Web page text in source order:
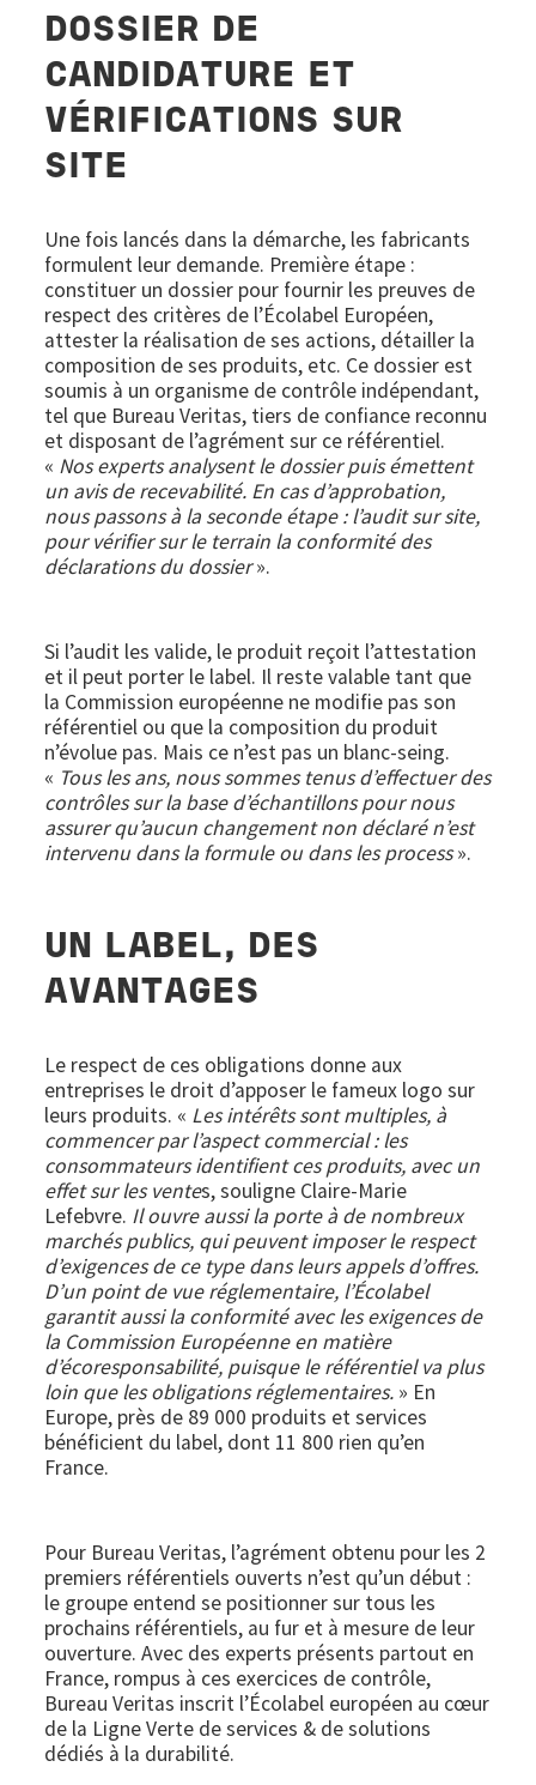
DOSSIER DE
CANDIDATURE ET
VÉRIFICATIONS SUR
SITE
Une fois lancés dans la démarche, les fabricants
formulent leur demande. Première étape :
constituer un dossier pour fournir les preuves de
respect des critères de l’Écolabel Européen,
attester la réalisation de ses actions, détailler la
composition de ses produits, etc. Ce dossier est
soumis à un organisme de contrôle indépendant,
tel que Bureau Veritas, tiers de confiance reconnu
et disposant de l’agrément sur ce référentiel.
« Nos experts analysent le dossier puis émettent
un avis de recevabilité. En cas d’approbation,
nous passons à la seconde étape : l’audit sur site,
pour vérifier sur le terrain la conformité des
déclarations du dossier».
Si l’audit les valide, le produit reçoit l’attestation
et il peut porter le label. Il reste valable tant que
la Commission européenne ne modifie pas son
référentiel ou que la composition du produit
n’évolue pas. Mais ce n’est pas un blanc-seing.
« Tous les ans, nous sommes tenus d’effectuer des
contrôles sur la base d’échantillons pour nous
assurer qu’aucun changement non déclaré n’est
intervenu dans la formule ou dans les process».
UN LABEL, DES
AVANTAGES
Le respect de ces obligations donne aux
entreprises le droit d’apposer le fameux logo sur
leurs produits. « Les intérêts sont multiples, à
commencer par l’aspect commercial : les
consommateurs identifient ces produits, avec un
effet sur les ventes, souligne Claire-Marie
Lefebvre. Il ouvre aussi la porte à de nombreux
marchés publics, qui peuvent imposer le respect
d’exigences de ce type dans leurs appels d’offres.
D’un point de vue réglementaire, l’Écolabel
garantit aussi la conformité avec les exigences de
la Commission Européenne en matière
d’écoresponsabilité, puisque le référentiel va plus
loin que les obligations réglementaires. » En
Europe, près de 89 000 produits et services
bénéficient du label, dont 11 800 rien qu’en
France.
Pour Bureau Veritas, l’agrément obtenu pour les 2
premiers référentiels ouverts n’est qu’un début :
le groupe entend se positionner sur tous les
prochains référentiels, au fur et à mesure de leur
ouverture. Avec des experts présents partout en
France, rompus à ces exercices de contrôle,
Bureau Veritas inscrit l’Écolabel européen au cœur
de la Ligne Verte de services & de solutions
dédiés à la durabilité.